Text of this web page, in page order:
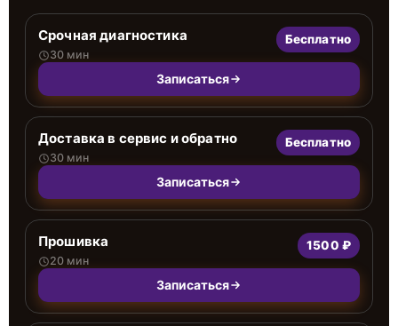
Срочная диагностика
30 мин
Бесплатно
Записаться
Доставка в сервис и обратно
30 мин
Бесплатно
Записаться
Прошивка
20 мин
1500 ₽
Записаться